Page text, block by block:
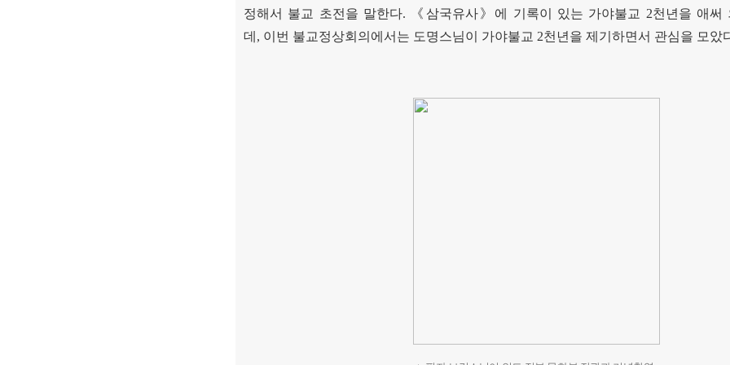
정해서 불교 초전을 말한다. 《 삼국유사》 에 기록이 있는 가야불교 2천년을 애써
데 , 이번 불교정상회의에서는 도명스님이 가야불교 2천년을 제기하면서 관심을 모았